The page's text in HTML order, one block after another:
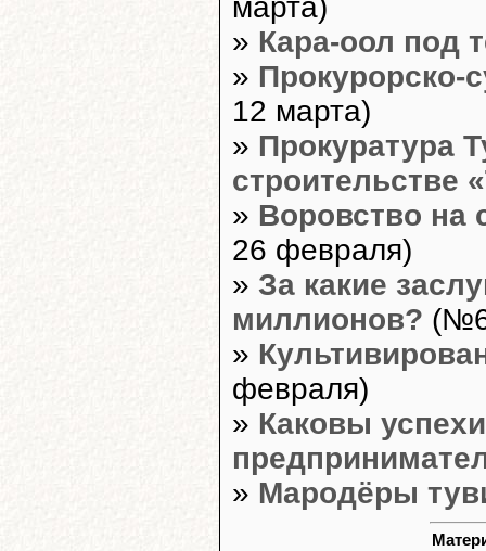
» Кара-оол под
» Прокурорско-
12 марта)
» Прокуратура
строительстве
» Воровство на
26 февраля)
» За какие
миллионов?
»
февраля)
» Каковы
» Мародёры